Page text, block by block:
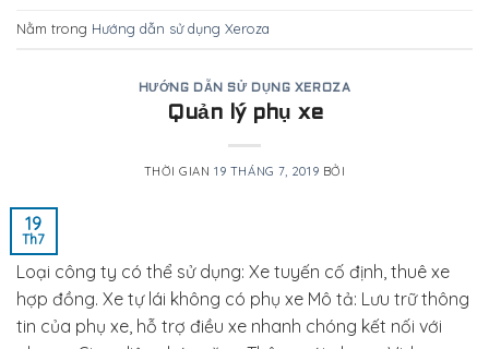
Nằm trong Hướng dẫn sử dụng Xeroza
HƯỚNG DẪN SỬ DỤNG XEROZA
Quản lý phụ xe
THỜI GIAN19 THÁNG 7, 2019 BỞI
19
Th7
Loại công ty có thể sử dụng: Xe tuyến cố định, thuê xe
hợp đồng. Xe tự lái không có phụ xe Mô tả: Lưu trữ thông
tin của phụ xe, hỗ trợ điều xe nhanh chóng kết nối với